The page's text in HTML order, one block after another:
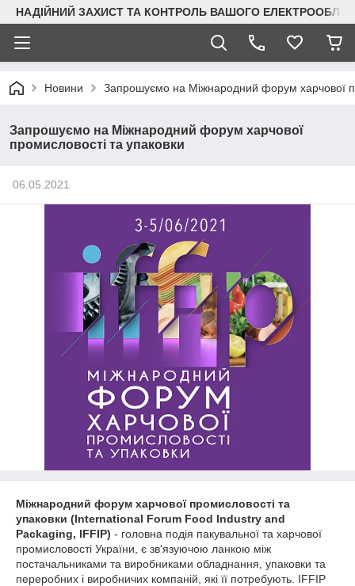
НАДІЙНИЙ ЗАХИСТ ТА КОНТРОЛЬ ВАШОГО
Новини Запрошуємо на Міжнародний форум харчової
Запрошуємо на Міжнародний форум харчової
промисловості та упаковки
06.05.2021
Міжнародний форум харчової промисловості та
упаковки (International Forum Food Industry and
Packaging, IFFIP) - головна подія пакувальної та харчової
промисловості України, є зв'язуючою ланкою між
постачальниками та виробниками обладнання, упаковки та
переробних і виробничих компаній, які її потребують. IFFIP